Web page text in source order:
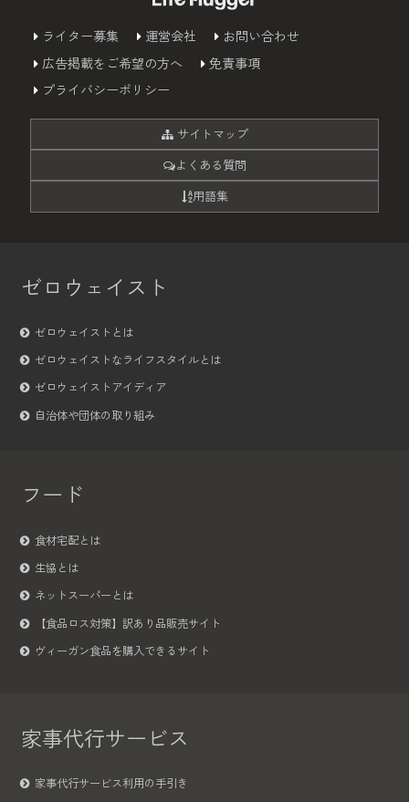
ライター募集 運営会社
お問い合わせ
広告掲載をご希望の方へ
免責事項
プライバシーポリシー
サイトマップ
よくある質問
用語集
ゼロウェイスト
ゼロウェイストとは
ゼロウェイストなライフスタイルとは
ゼロウェイストアイディア
自治体や団体の取り組み
フード
食材宅配とは
生協とは
ネットスーパーとは
【食品ロス対策】訳あり品販売サイト
ヴィーガン食品を購入できるサイト
家事代行サービス
家事代行サービス利用の手引き